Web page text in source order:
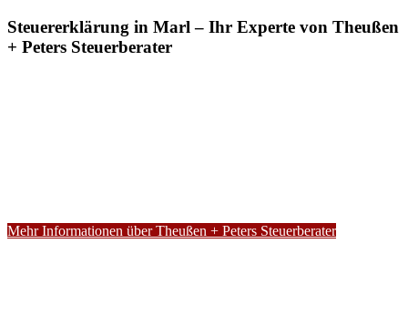
Steuererklärung in Marl – Ihr Experte von Theußen
+ Peters Steuerberater
Mehr Informationen über Theußen + Peters Steuerberater